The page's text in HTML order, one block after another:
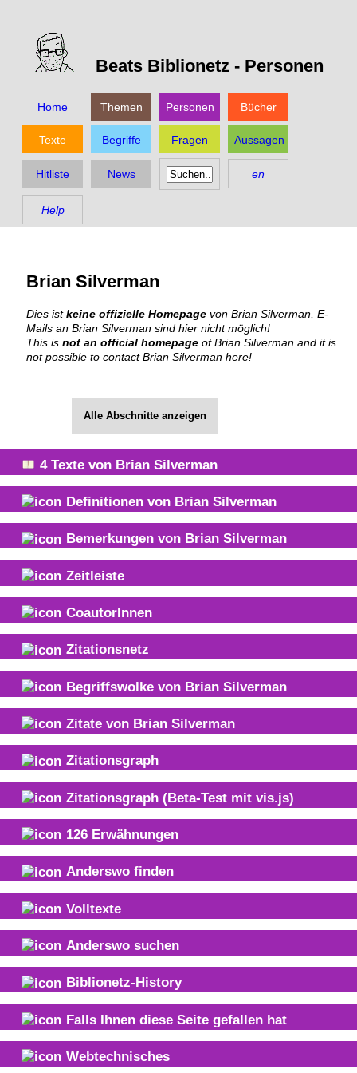
Beats Biblionetz - Personen
Home Themen Personen Bücher
Texte Begriffe Fragen Aussagen
Hitliste News en
Help
Brian Silverman
Dies istkeine offizielle Homepage von Brian Silverman, E-
Mails an Brian Silverman sind hier nicht möglich!
This is not an official homepage of Brian Silverman and it is
not possible to contact Brian Silverman here!
Alle Abschnitte anzeigen
4Texte von Brian Silverman
Definitionen von Brian Silverman
Bemerkungen von Brian Silverman
Zeitleiste
CoautorInnen
Zitationsnetz
Begriffswolke von Brian Silverman
Zitate von Brian Silverman
Zitationsgraph
Zitationsgraph (Beta-Test mit vis.js)
126 Erwähnungen
Anderswo finden
Volltexte
Anderswo suchen
Biblionetz-History
Falls Ihnen diese Seite gefallen hat
Webtechnisches